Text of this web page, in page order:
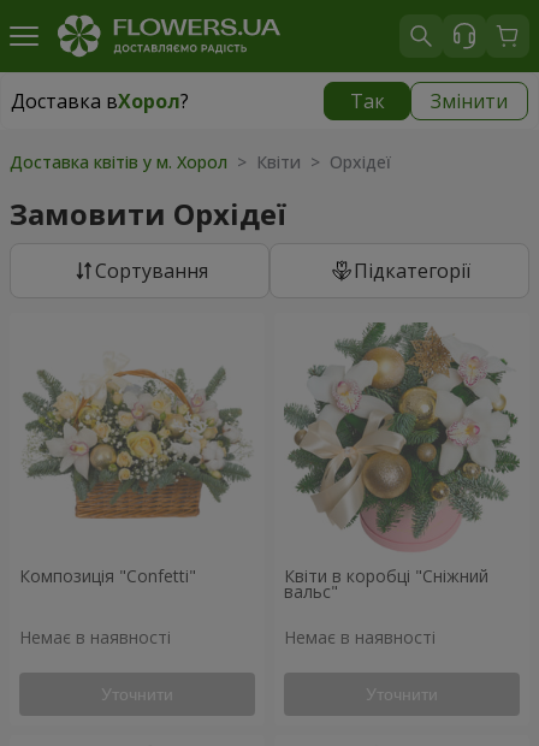
Доставка вХорол? Так Змінити
Доставка вХорол|
Доставка квітів у м. Хорол > Квіти > Орхідеї
Замовити Орхідеї
Сортування Підкатегорії
Композиція "Confetti"
Немає в наявності
Уточнити
Квіти в коробці "Сніжний
вальс"
Немає в наявності
Уточнити